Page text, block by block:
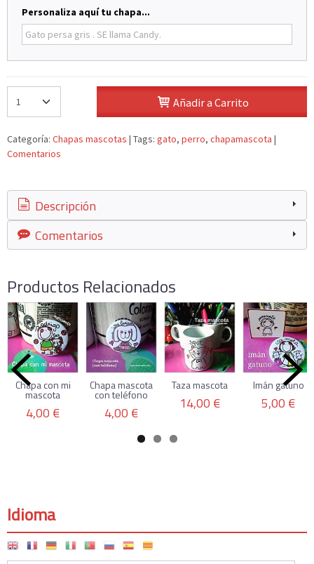
Idioma
Personaliza aquí tu chapa...
Añadir a Carrito
Categoría: Chapas mascotas | Tags: gato perro chapamascota |
Comentarios
Descripción
Comentarios
Productos Relacionados
Chapa con mi
mascota
4,00 €
Chapa mascota
con teléfono
4,00 €
Taza mascota
14,00 €
Imán gatuno
5,00 €